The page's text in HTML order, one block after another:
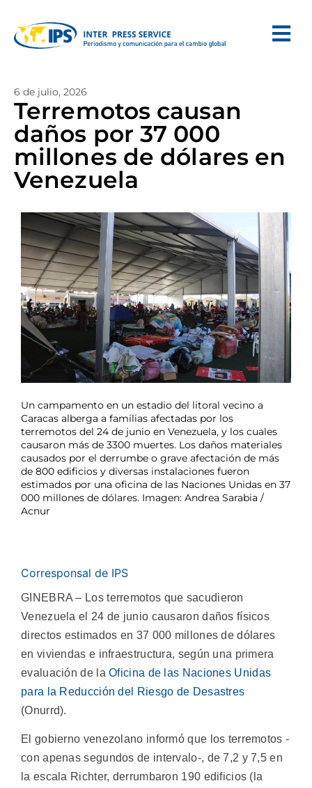
6 de julio, 2026
Terremotos causan
daños por 37 000
millones de dólares en
Venezuela
Un campamento en un estadio del litoral vecino a
Caracas alberga a familias afectadas por los
terremotos del 24 de junio en Venezuela, y los cuales
causaron más de 3300 muertes. Los daños materiales
causados por el derrumbe o grave afectación de más
de 800 edificios y diversas instalaciones fueron
estimados por una oficina de las Naciones Unidas en 37
000 millones de dólares. Imagen: Andrea Sarabia /
Acnur
Corresponsal de IPS
GINEBRA – Los terremotos que sacudieron
Venezuela el 24 de junio causaron daños físicos
directos estimados en 37 000 millones de dólares
en viviendas e infraestructura, según una primera
evaluación de laOficina de las Naciones Unidas
para la Reducción del Riesgo de Desastres
(Onurrd).
El gobierno venezolano informó que los terremotos -
con apenas segundos de intervalo-, de 7,2 y 7,5 en
la escala Richter, derrumbaron 190 edificios (la